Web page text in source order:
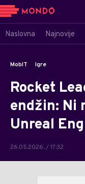
Naslovna Najnovije
MobIT Igre
Rocket
endžin: Ni
Unreal
26.05.2026. / 17:32